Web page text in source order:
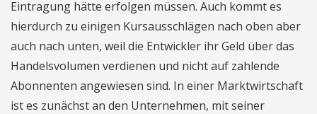
Eintragung hätte erfolgen müssen. Auch kommt es
hierdurch zu einigen Kursausschlägen nach oben aber
auch nach unten, weil die Entwickler ihr Geld über das
Handelsvolumen verdienen und nicht auf zahlende
Abonnenten angewiesen sind. In einer Marktwirtschaft
ist es zunächst an den Unternehmen, mit seiner